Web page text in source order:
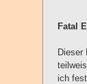
Fatal
Dieser
ich